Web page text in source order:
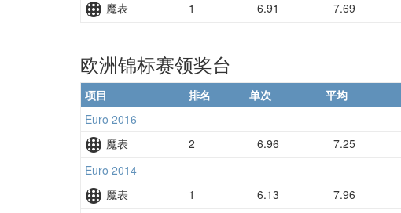
魔表
1 6.91 7.69
欧洲锦标赛领奖台
项目 排名 单次 平均
Euro 2016
魔表
2 6.96 7.25
Euro 2014
魔表
1 6.13 7.96